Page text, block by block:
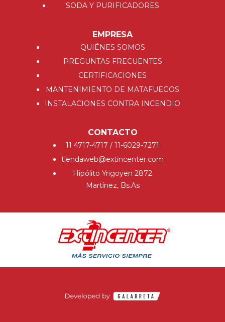
SODA Y PURIFICADORES
EMPRESA
QUIÉNES SOMOS
PREGUNTAS FRECUENTES
CERTIFICACIONES
MANTENIMIENTO DE MATAFUEGOS
INSTALACIONES CONTRA INCENDIO
CONTACTO
11 4717-4717 / 11-6029-7271
tiendaweb@extincenter.com
Hipólito Yrigoyen 2872
Martínez, Bs.As